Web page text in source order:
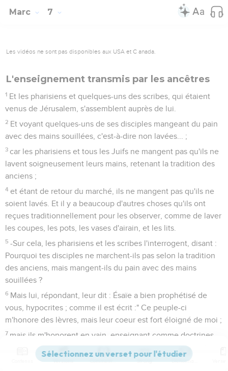
Marc 7
Les vidéos ne sont pas disponibles aux USA et C anada.
L'enseignement transmis par les ancêtres
1 Et les pharisiens et quelques-uns des scribes, qui étaient
venus de Jérusalem, s'assemblent auprès de lui.
2 Et voyant quelques-uns de ses disciples mangeant du pain
avec des mains souillées, c'est-à-dire non lavées... ;
3 car les pharisiens et tous les Juifs ne mangent pas qu'ils ne
lavent soigneusement leurs mains, retenant la tradition des
anciens ;
4 et étant de retour du marché, ils ne mangent pas qu'ils ne
soient lavés. Et il y a beaucoup d'autres choses qu'ils ont
reçues traditionnellement pour les observer, comme de laver
les coupes, les pots, les vases d'airain, et les lits.
5 -Sur cela, les pharisiens et les scribes l'interrogent, disant :
Pourquoi tes disciples ne marchent-ils pas selon la tradition
des anciens, mais mangent-ils du pain avec des mains
souillées ?
6 Mais lui, répondant, leur dit : Ésaïe a bien prophétisé de
vous, hypocrites ; comme il est écrit :" Ce peuple-ci
m'honore des lèvres, mais leur coeur est fort éloigné de moi ;
7 mais ils m'honorent en vain, enseignant comme doctrines,
des commandements d'hommes ".
Car, laissant le commandement de Dieu, vous observez la
Versions Commentaires Strong